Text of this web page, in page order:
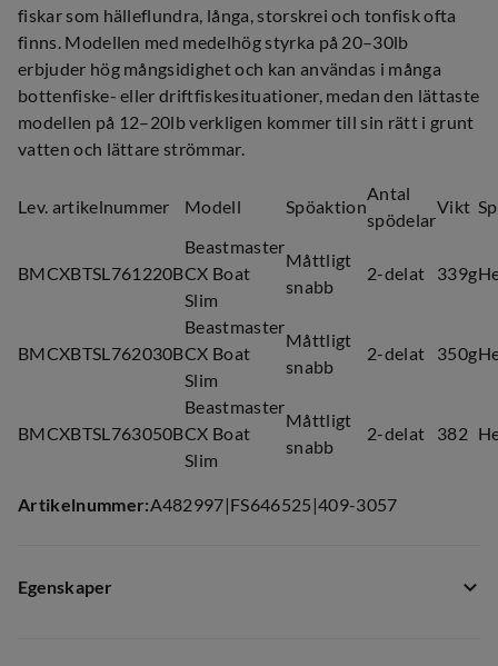
fiskar som hälleflundra, långa, storskrei och tonfisk ofta
finns. Modellen med medelhög styrka på 20–30lb
erbjuder hög mångsidighet och kan användas i många
bottenfiske- eller driftfiskesituationer, medan den lättaste
modellen på 12–20lb verkligen kommer till sin rätt i grunt
vatten och lättare strömmar.
Lev. artikelnummer Modell Spöaktion
Antal
spödelar
Vikt
BMCXBTSL761220B
Beastmaster
CX Boat
Slim
Måttligt
snabb
2-delat 339g
BMCXBTSL762030B
Beastmaster
CX Boat
Slim
Måttligt
snabb
2-delat 350g
BMCXBTSL763050B
Beastmaster
CX Boat
Slim
Måttligt
snabb
2-delat 382
Artikelnummer:A482997|FS646525 |409-3057
Egenskaper